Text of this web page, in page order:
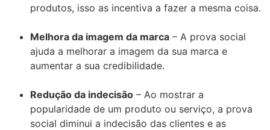
produtos, isso as incentiva a fazer a mesma coisa.
Melhora da imagem da marca – A prova social
ajuda a melhorar a imagem da sua marca e
aumentar a sua credibilidade.
Redução da indecisão – Ao mostrar a
popularidade de um produto ou serviço, a prova
social diminui a indecisão das clientes e as